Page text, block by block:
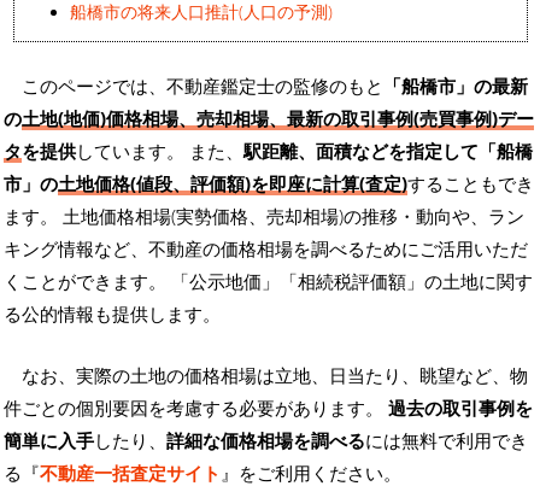
船橋市の将来人口推計(人口の予測)
このページでは、不動産鑑定士の監修のもと 「船橋市」の最新
の土地(地価)価格相場、売却相場、最新の取引事例(売買事例)デー
タを提供しています。 また、 駅距離、面積などを指定して「船橋
市」の土地価格(値段、評価額)を即座に計算(査定)することもでき
ます。 土地価格相場(実勢価格、売却相場)の推移・動向や、ラン
キング情報など、不動産の価格相場を調べるためにご活用いただ
くことができます。
「公示地価」「相続税評価額」の土地に関す
る公的情報も提供します。
なお、実際の土地の価格相場は立地、日当たり、眺望など、物
件ごとの個別要因を考慮する必要があります。 過去の取引事例を
簡単に入手したり、 詳細な価格相場を調べるには無料で利用でき
る『不動産一括査定サイト 』をご利用ください。